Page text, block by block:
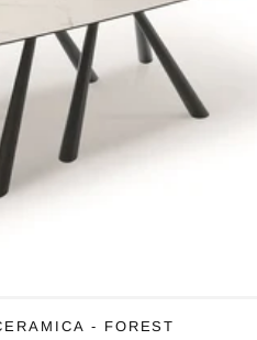
- FOREST